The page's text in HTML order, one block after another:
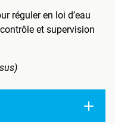
réguler en loi d’eau
et supervision